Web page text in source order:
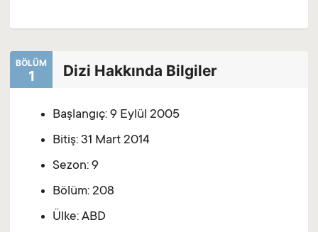
BÖLÜM
1 Dizi Hakkında Bilgiler
Başlangıç: 9 Eylül 2005
Bitiş: 31 Mart 2014
Sezon: 9
Bölüm: 208
Ülke: ABD